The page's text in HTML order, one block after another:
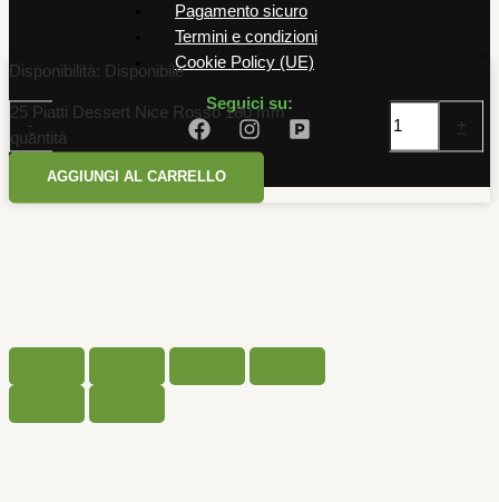
Pagamento sicuro
Termini e condizioni
Cookie Policy (UE)
Seguici su:
Disponibilità: Disponibile
-
25 Piatti Dessert Nice Rosso 180 mm
quantità
+
AGGIUNGI AL CARRELLO